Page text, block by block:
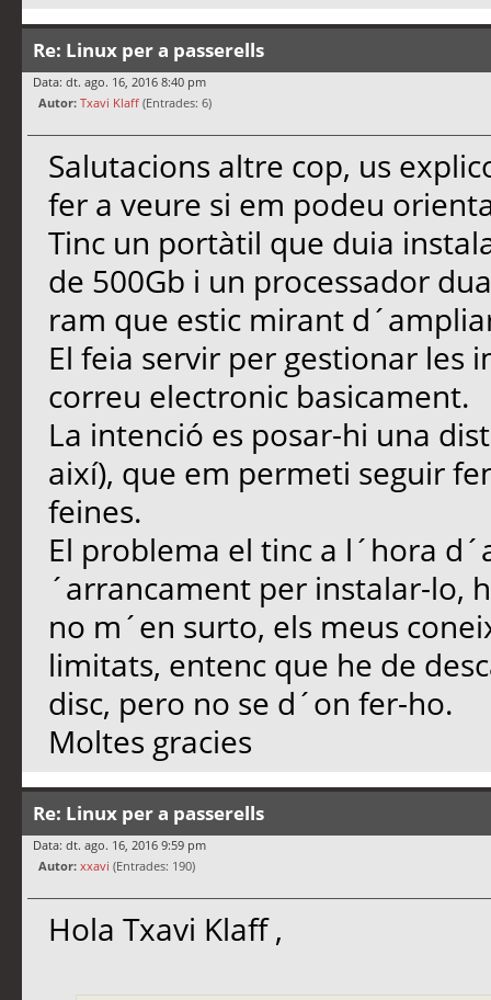
Re: Linux per a passerells
Data: dt. ago. 16, 2016 8:40 pm
Autor: Txavi Klaff (Entrades: 6)
Salutacions altre cop, us
fer a veure si em podeu
Tinc un portàtil que duia
de 500Gb i un processador
ram que estic mirant
El feia servir per gestionar les
correu electronic basicament.
La intenció es posar-hi una
així), que em permeti seguir
feines.
El problema el tinc a l´hora
´arrancament per instalar-lo,
no m´en surto, els meus
limitats, entenc que he de
disc, pero no se d´on fer-ho.
Moltes gracies
Re: Linux per a passerells
Data: dt. ago. 16, 2016 9:59 pm
Autor: xxavi (Entrades: 190)
Hola Txavi Klaff ,